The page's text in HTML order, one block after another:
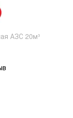
АЗС 20м³